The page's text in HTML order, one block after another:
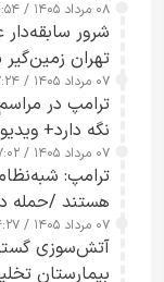
۰۸ مرداد ۱۴۰۵ / ۱۰:۵۴
شرور
تهران
۰۷ مرداد ۱۴۰۵ / ۱۷:۲۴
ترامپ در
نگه دارد+ ویدیو
۰۷ مرداد ۱۴۰۵ / ۱۷:۰۲
ترامپ:
هستند /حمله
۰۷ مرداد ۱۴۰۵ / ۱۴:۲۷
آتش‌سوزی
بیمارستان